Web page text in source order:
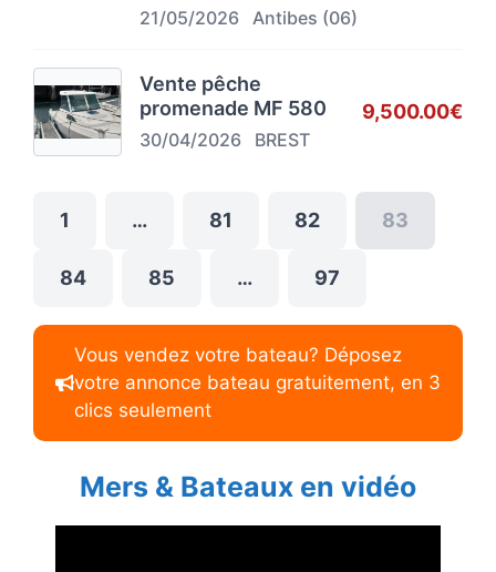
21/05/2026 Antibes (06)
Vente pêche
promenade MF 580
30/04/2026 BREST
9,500.00€
1 … 81 82 83
84 85 … 97
Vous vendez votre bateau? Déposez
votre annonce bateau gratuitement, en 3
clics seulement
Mers & Bateaux en vidéo